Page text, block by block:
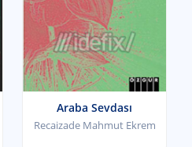
Araba Sevdası
Recaizade Mahmut Ekrem